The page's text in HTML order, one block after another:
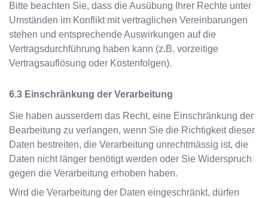
Bitte beachten Sie, dass die Ausübung Ihrer Rechte unter
Umständen im Konflikt mit vertraglichen Vereinbarungen
stehen und entsprechende Auswirkungen auf die
Vertragsdurchführung haben kann (z.B. vorzeitige
Vertragsauflösung oder Kostenfolgen).
Einschränkung der Verarbeitung
Sie haben ausserdem das Recht, eine Einschränkung der
Bearbeitung zu verlangen, wenn Sie die Richtigkeit dieser
Daten bestreiten, die Verarbeitung unrechtmässig ist, die
Daten nicht länger benötigt werden oder Sie Widerspruch
gegen die Verarbeitung erhoben haben.
Wird die Verarbeitung der Daten eingeschränkt, dürfen